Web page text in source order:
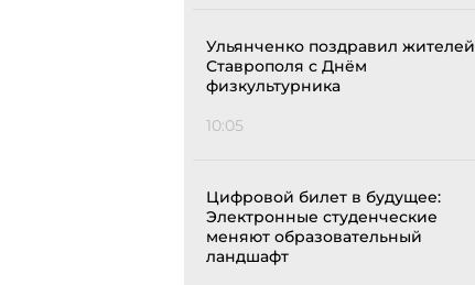
Ульянченко поздравил жителей
Ставрополя с Днём
физкультурника
10:05
Цифровой билет в будущее:
Электронные студенческие
меняют образовательный
ландшафт